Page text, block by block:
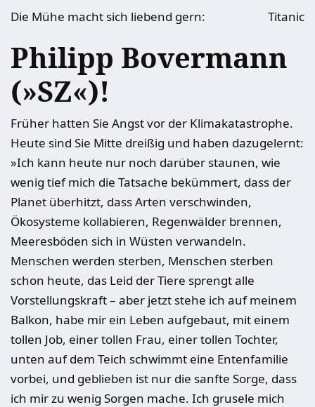
Die Mühe macht sich liebend gern: Titanic
Philipp Bovermann
(»SZ«)!
Früher hatten Sie Angst vor der Klimakatastrophe.
Heute sind Sie Mitte dreißig und haben dazugelernt:
»Ich kann heute nur noch darüber staunen, wie
wenig tief mich die Tatsache bekümmert, dass der
Planet überhitzt, dass Arten verschwinden,
Ökosysteme kollabieren, Regenwälder brennen,
Meeresböden sich in Wüsten verwandeln.
Menschen werden sterben, Menschen sterben
schon heute, das Leid der Tiere sprengt alle
Vorstellungskraft – aber jetzt stehe ich auf meinem
Balkon, habe mir ein Leben aufgebaut, mit einem
tollen Job, einer tollen Frau, einer tollen Tochter,
unten auf dem Teich schwimmt eine Entenfamilie
vorbei, und geblieben ist nur die sanfte Sorge, dass
ich mir zu wenig Sorgen mache. Ich grusele mich